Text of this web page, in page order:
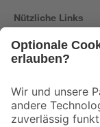
Nützliche Links
Der toom Newsletter:
Zur Newsletter